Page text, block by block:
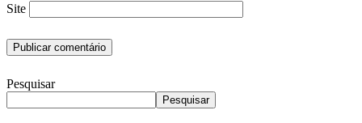
Site
Pesquisar
Pesquisar